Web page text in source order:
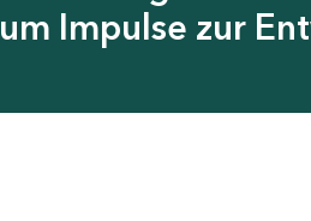
um Impulse zur